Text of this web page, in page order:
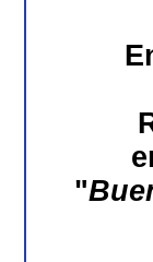
"